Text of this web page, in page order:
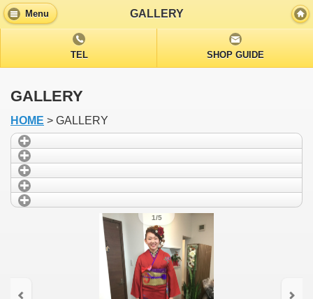
Menu GALLERY
TEL SHOP GUIDE
GALLERY
HOME > GALLERY
1/5